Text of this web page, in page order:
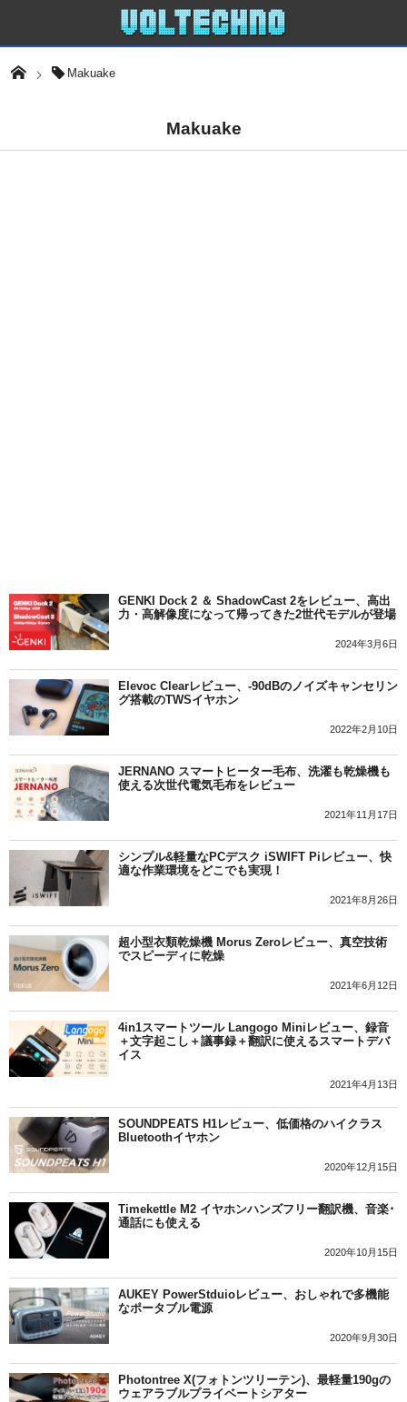
Makuake
Makuake
GENKI Dock 2 ＆ ShadowCast 2をレビュー、高出
力・高解像度になって帰ってきた2世代モデルが登場
2024年3月6日
Elevoc Clearレビュー、-90dBのノイズキャンセリン
グ搭載のTWSイヤホン
2022年2月10日
JERNANO スマートヒーター毛布、洗濯も乾燥機も
使える次世代電気毛布をレビュー
2021年11月17日
シンプル&軽量なPCデスク iSWIFT Piレビュー、快
適な作業環境をどこでも実現！
2021年8月26日
超小型衣類乾燥機 Morus Zeroレビュー、真空技術
でスピーディに乾燥
2021年6月12日
4in1スマートツール Langogo Miniレビュー、録音
＋文字起こし＋議事録＋翻訳に使えるスマートデバ
イス
2021年4月13日
SOUNDPEATS H1レビュー、低価格のハイクラス
Bluetoothイヤホン
2020年12月15日
Timekettle M2 イヤホンハンズフリー翻訳機、音楽･
通話にも使える
2020年10月15日
AUKEY PowerStduioレビュー、おしゃれで多機能
なポータブル電源
2020年9月30日
Photontree X(フォトンツリーテン)、最軽量190gの
ウェアラブルプライベートシアター